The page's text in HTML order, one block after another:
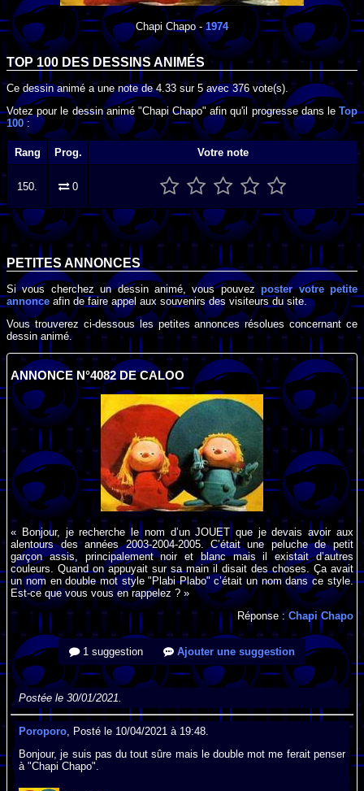
Chapi Chapo-1974
TOP 100 DES DESSINS ANIMÉS
Ce dessin animé a une note de4.33 sur 5avec376 vote(s).
Votez pour le dessin animé "Chapi Chapo" afin qu'il progresse dans le Top
100 :
Rang Prog. Votre note
150. 0
PETITES ANNONCES
Si vous cherchez un dessin animé, vous pouvez poster votre petite
annonce afin de faire appel aux souvenirs des visiteurs du site.
Vous trouverez ci-dessous les petites annonces résolues concernant ce
dessin animé.
ANNONCE N°4082 DE CALOO
« Bonjour, je recherche le nom d’un JOUET que je devais avoir aux
alentours des années 2003-2004-2005. C’était une peluche de petit
garçon assis, principalement noir et blanc mais il existait d’autres
couleurs. Quand on appuyait sur sa main il disait des choses. Ça avait
un nom en double mot style "Plabi Plabo" c’était un nom dans ce style.
Est-ce que vous vous en rappelez ? »
Réponse :Chapi Chapo
1 suggestion Ajouter une suggestion
Postée le 30/01/2021.
Poroporo , Posté le 10/04/2021 à 19:48.
Bonjour, je suis pas du tout sûre mais le double mot me ferait penser
à "Chapi Chapo".